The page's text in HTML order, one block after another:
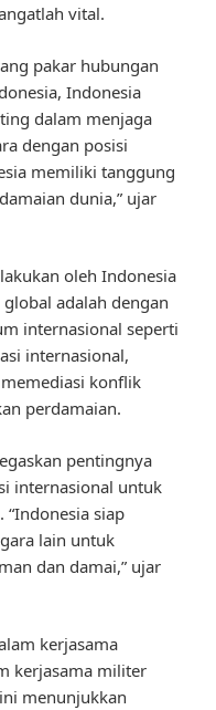
vital.
pakar hubungan
Indonesia
dalam menjaga
dengan posisi
memiliki tanggung
dunia,” ujar
oleh Indonesia
adalah dengan
internasional seperti
internasional,
konflik
perdamaian.
pentingnya
internasional untuk
siap
lain untuk
dan damai,” ujar
kerjasama
kerjasama militer
menunjukkan